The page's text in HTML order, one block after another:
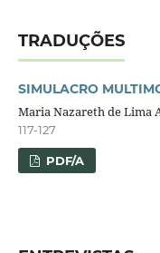
TRADUÇÕES
SIMULACRO
Maria Nazareth de Lima
117-127
PDF/A